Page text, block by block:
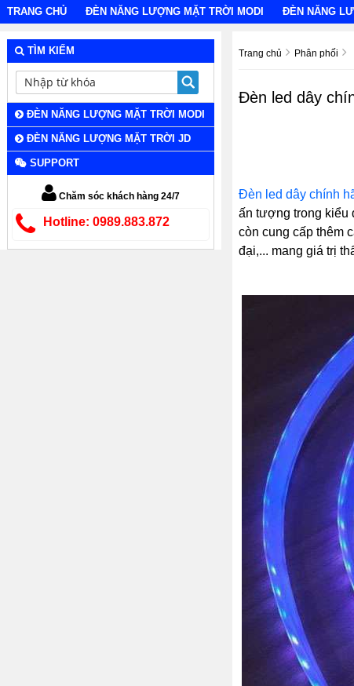
TRANG CHỦ ĐÈN NĂNG LƯỢNG MẶT TRỜI MODI ĐÈN NĂNG
Trang chủ Phân phối
Đèn led dây
Đèn led dây chính
ấn tượng trong kiểu
còn cung cấp thêm
đại,... mang giá trị
TÌM KIẾM
ĐÈN NĂNG LƯỢNG MẶT TRỜI MODI
ĐÈN NĂNG LƯỢNG MẶT TRỜI JD
SUPPORT
Chăm sóc khách hàng 24/7
Hotline: 0989.883.872